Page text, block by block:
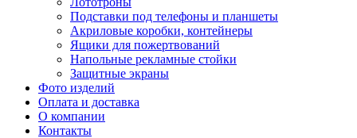
Подставки под телефоны и планшеты
Акриловые коробки, контейнеры
Ящики для пожертвований
Напольные рекламные стойки
Защитные экраны
Фото изделий
Оплата и доставка
О компании
Контакты